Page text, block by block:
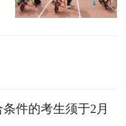
件的考生须于2月